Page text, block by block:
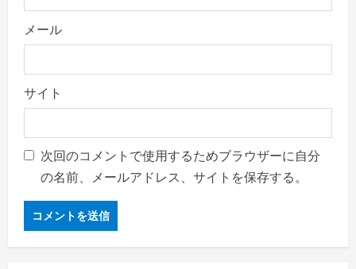
メール
サイト
次回のコメントで使用するためブラウザーに自分
の名前、メールアドレス、サイトを保存する。